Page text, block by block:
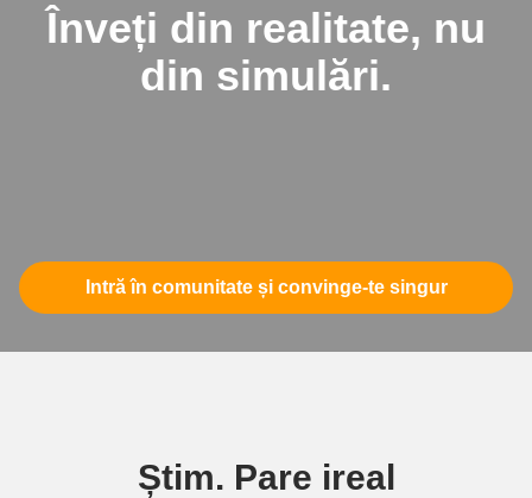
Înveți din realitate, nu
din simulări.
Intră în comunitate și convinge-te singur
Știm. Pare ireal